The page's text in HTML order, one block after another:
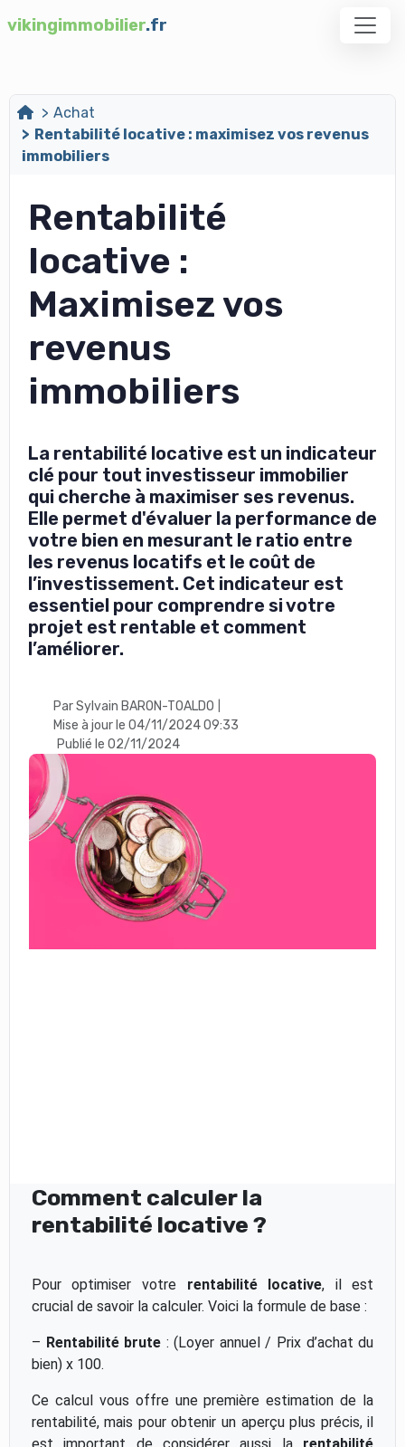
vikingimmobilier.fr
Achat
Rentabilité locative : maximisez vos revenus
immobiliers
Rentabilité
locative :
Maximisez vos
revenus
immobiliers
La rentabilité locative est un indicateur
clé pour tout investisseur immobilier
qui cherche à maximiser ses revenus.
Elle permet d'évaluer la performance de
votre bien en mesurant le ratio entre
les revenus locatifs et le coût de
l’investissement. Cet indicateur est
essentiel pour comprendre si votre
projet est rentable et comment
l’améliorer.
Par Sylvain BARON-TOALDO
Mise à jour le 04/11/2024 09:33
Publié le 02/11/2024
Comment calculer la
rentabilité locative ?
Pour optimiser votre rentabilité locative, il est
crucial de savoir la calculer. Voici la formule de base :
– Rentabilité brute : (Loyer annuel / Prix d’achat du
bien) x 100.
Ce calcul vous offre une première estimation de la
rentabilité, mais pour obtenir un aperçu plus précis, il